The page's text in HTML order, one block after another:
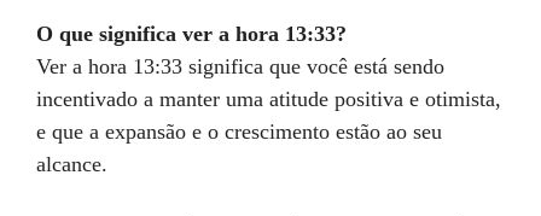
O que significa ver a hora 13:33?
Ver a hora 13:33 significa que você está sendo
incentivado a manter uma atitude positiva e otimista,
e que a expansão e o crescimento estão ao seu
alcance.